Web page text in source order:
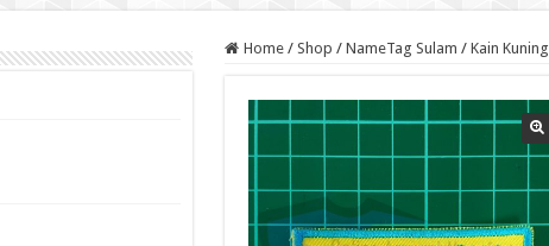
Home / Shop / NameTag Sulam / Kain Kuning